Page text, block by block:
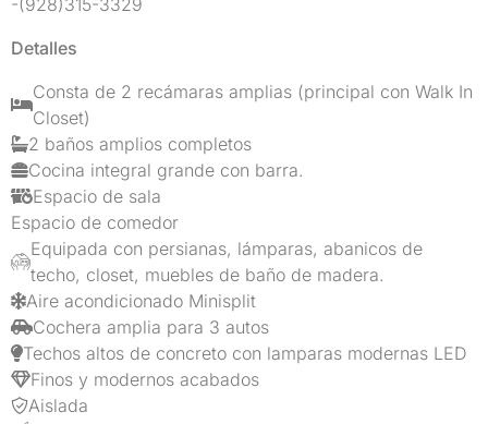
Detalles
Consta de 2 recámaras amplias (principal con Walk In
Closet)
2 baños amplios completos
Cocina integral grande con barra.
Espacio de sala
Espacio de comedor
Equipada con persianas, lámparas, abanicos de
techo, closet, muebles de baño de madera.​
Aire acondicionado Minisplit
Cochera amplia para 3 autos
Techos altos de concreto con lamparas modernas LED
Finos y modernos acabados
Aislada